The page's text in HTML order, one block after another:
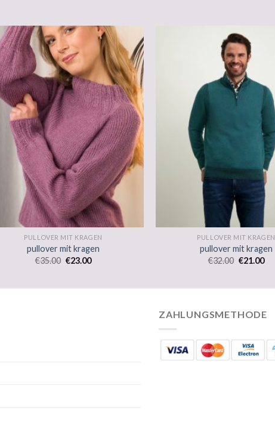
PULLOVER MIT KRAGEN
pullover mit kragen
€35.00 €23.00
PULLOVER MIT KRAGEN
pullover mit kragen
€32.00 €21.00
ZAHLUNGSMETHODE